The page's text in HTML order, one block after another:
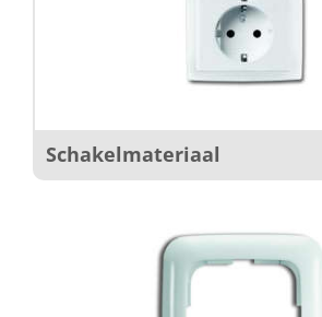
Schakelmateriaal